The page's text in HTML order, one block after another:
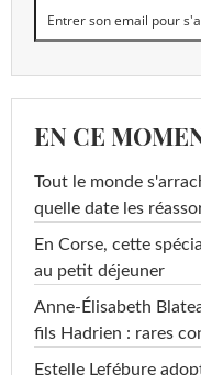
EN CE
Tout le monde
quelle date les
En Corse, cette
au petit déjeuner
Anne-Élisabeth
fils Hadrien : rares
Estelle Lefébure